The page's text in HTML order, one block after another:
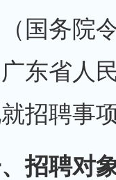
国务院
东省人
招聘事
招聘对